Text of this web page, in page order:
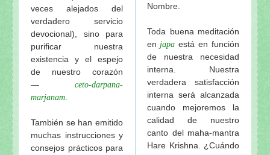
Instrucciones de Srila Prabhupada...
Memorias e instrucciones de Srila Prabhupada
Prabhupada uvaca: ¿Quién es guru y cómo
Srila Prabhupada uvaca: Anavrttih
La nefasta civilización moderna: citas de Srila
Srila Prabhupada-lila… y un testimonio personal
Srila Prabhupada uvaca: Sobre la vida sexual y su
Visión y Plan Maestro para ISKCON Vrindavana
Visuddha-sattva Das - INDICE de NOTAS
veces alejados del
verdadero servicio
devocional), sino para
purificar nuestra
existencia y el espejo
de nuestro corazón
— ceto-darpana-
marjanam
También se han emitido
muchas instrucciones y
consejos prácticos para
Nombre.
Toda buena meditación
en japa está en función
de nuestra necesidad
interna. Nuestra
verdadera satisfacción
interna será alcanzada
cuando mejoremos la
calidad de nuestro
canto del maha-mantra
Hare Krishna. ¿Cuándo